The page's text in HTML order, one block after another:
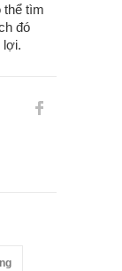
thể tìm
đó
lợi.